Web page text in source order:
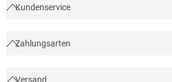
Kundenservice
Zahlungsarten
Versand